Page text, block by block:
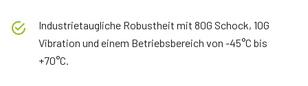
Industrietaugliche Robustheit mit 80G Schock, 10G
Vibration und einem Betriebsbereich von -45°C bis
+70°C.